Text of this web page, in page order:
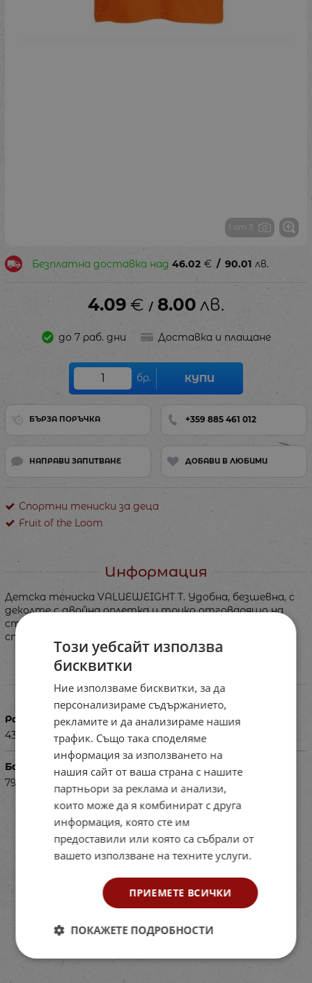
1 от 3
Безплатна доставка над 46.02 € / 90.01 лв.
4.09 € / 8.00 лв.
до 7 раб. дни Доставка и плащане
бр. КУПИ
БЪРЗА ПОРЪЧКА +359 885 461 012
НАПРАВИ ЗАПИТВАНЕ ДОБАВИ В ЛЮБИМИ
Спортни тениски за деца
Fruit of the Loom
Информация
Детска тениска VALUEWEIGHT T. Удобна, безшевна, с
деколте с двойна оплетка и трико отговарящо на
стандарта Belcoro® за по - чист, по - гладък и
стабилен печат, ако желаете да сложите такъв.
Характеристики
Размери в см
43х55
Баркод (ISBN, UPC, др.)
7913ID93-7-8-44
Този уебсайт използва
бисквитки
Ние използваме бисквитки, за да
персонализираме съдържанието,
рекламите и да анализираме нашия
трафик. Също така споделяме
информация за използването на
нашия сайт от ваша страна с нашите
партньори за реклама и анализи,
които може да я комбинират с друга
информация, която сте им
предоставили или която са събрали от
вашето използване на техните услуги.
ПРИЕМЕТЕ ВСИЧКИ
ПОКАЖЕТЕ ПОДРОБНОСТИ